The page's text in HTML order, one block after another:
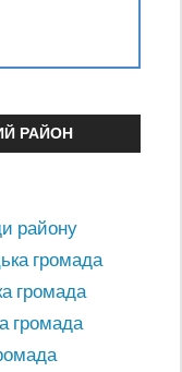
РАЙОН
району
громада
громада
громада